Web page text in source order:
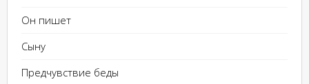
Он пишет
Сыну
Предчувствие беды